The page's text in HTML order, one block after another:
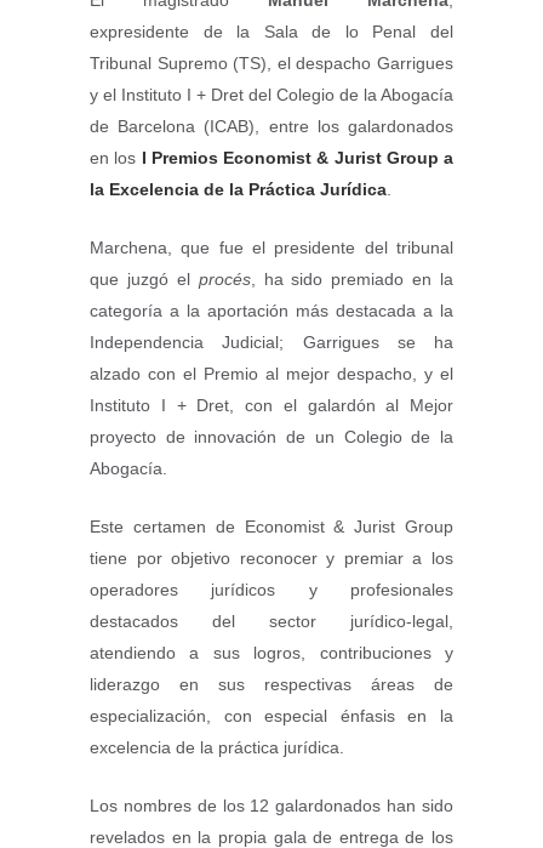
expresidente de la Sala de lo Penal del
Tribunal Supremo (TS), el despacho Garrigues
y el Instituto I + Dret del Colegio de la Abogacía
de Barcelona (ICAB), entre los galardonados
en los I Premios Economist & Jurist Group a
la Excelencia de la Práctica Jurídica
Marchena, que fue el presidente del tribunal
que juzgó el procés, ha sido premiado en la
categoría a la aportación más destacada a la
Independencia Judicial; Garrigues se ha
alzado con el Premio al mejor despacho, y el
Instituto I + Dret, con el galardón al Mejor
proyecto de innovación de un Colegio de la
Abogacía.
Este certamen de Economist & Jurist Group
tiene por objetivo reconocer y premiar a los
operadores jurídicos y profesionales
destacados del sector jurídico-legal,
atendiendo a sus logros, contribuciones y
liderazgo en sus respectivas áreas de
especialización, con especial énfasis en la
excelencia de la práctica jurídica.
Los nombres de los 12 galardonados han sido
revelados en la propia gala de entrega de los